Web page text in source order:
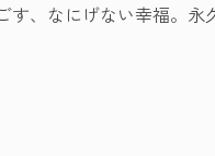
す、なにげない幸福。永